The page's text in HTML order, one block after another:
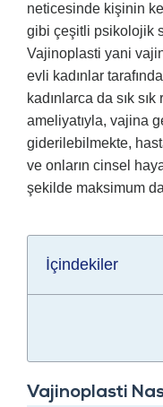
neticesinde kişinin
gibi çeşitli psikolojik
Vajinoplasti yani
evli kadınlar
kadınlarca da sık
ameliyatıyla, vajina
giderilebilmekte,
ve onların cinsel
şekilde maksimum
İçindekiler
Vajinoplasti